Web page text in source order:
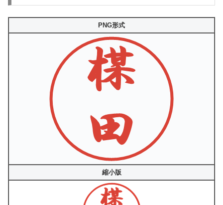
PNG形式
縮小版